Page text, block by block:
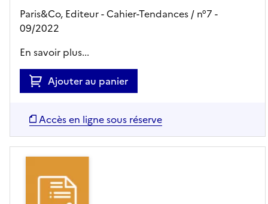
Paris&Co, Editeur- Cahier-Tendances / n°7 -
09/2022
En savoir plus...
Ajouter au panier
Accès en ligne sous réserve